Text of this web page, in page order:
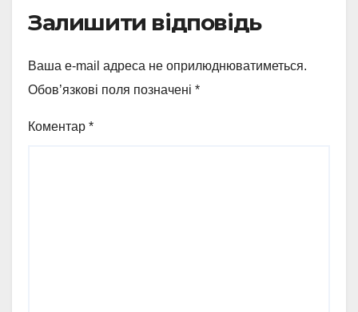
Залишити відповідь
Ваша e-mail адреса не оприлюднюватиметься.
Обов’язкові поля позначені *
Коментар *